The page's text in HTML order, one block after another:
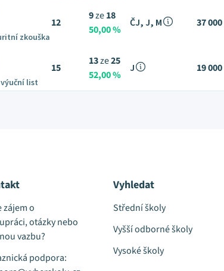
zkouška
12
9ze18
50,00 %
ČJ, J, M 37 000
výuční list
15
13ze25
52,00 %
J 19 000
zájem o
otázky nebo
vazbu?
podpora:
Vyhledat
Střední školy
Vyšší odborné školy
Vysoké školy